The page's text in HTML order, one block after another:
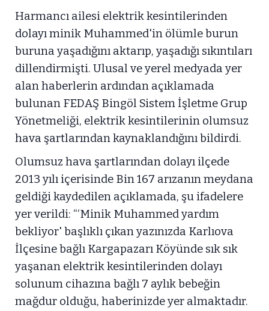
Harmancı ailesi elektrik kesintilerinden
dolayı minik Muhammed'in ölümle burun
buruna yaşadığını aktarıp, yaşadığı sıkıntıları
dillendirmişti. Ulusal ve yerel medyada yer
alan haberlerin ardından açıklamada
bulunan FEDAŞ Bingöl Sistem İşletme Grup
Yönetmeliği, elektrik kesintilerinin olumsuz
hava şartlarından kaynaklandığını bildirdi.
Olumsuz hava şartlarından dolayı ilçede
2013 yılı içerisinde Bin 167 arızanın meydana
geldiği kaydedilen açıklamada, şu ifadelere
yer verildi: “‘Minik Muhammed yardım
bekliyor' başlıklı çıkan yazınızda Karlıova
İlçesine bağlı Kargapazarı Köyünde sık sık
yaşanan elektrik kesintilerinden dolayı
solunum cihazına bağlı 7 aylık bebeğin
mağdur olduğu, haberinizde yer almaktadır.